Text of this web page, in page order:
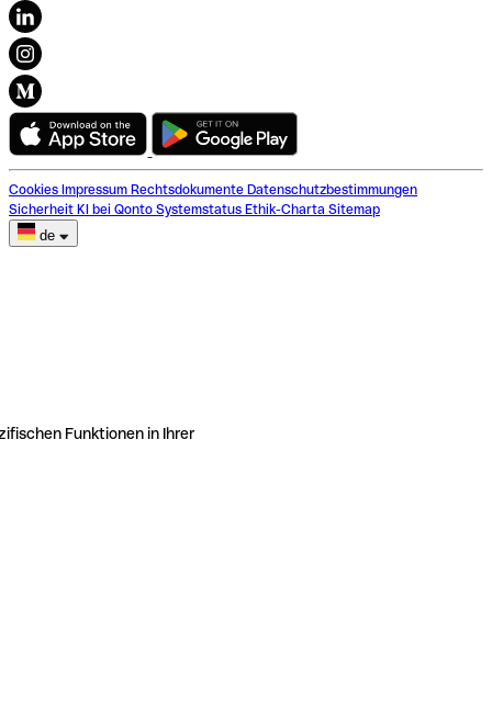
Cookies Impressum Rechtsdokumente Datenschutzbestimmungen
Sicherheit KI bei Qonto Systemstatus Ethik-Charta Sitemap
de
Funktionen in Ihrer